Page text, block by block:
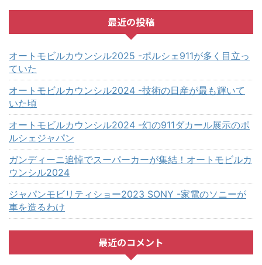
最近の投稿
オートモビルカウンシル2025 -ポルシェ911が多く目立っ
ていた
オートモビルカウンシル2024 -技術の日産が最も輝いて
いた頃
オートモビルカウンシル2024 -幻の911ダカール展示のポ
ルシェジャパン
ガンディーニ追悼でスーパーカーが集結！オートモビルカ
ウンシル2024
ジャパンモビリティショー2023 SONY -家電のソニーが
車を造るわけ
最近のコメント